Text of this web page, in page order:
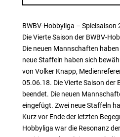
BWBV-Hobbyliga – Spielsaison
Die Vierte Saison der BWBV-
Die neuen Mannschaften
neue Staffeln haben sich
von Volker Knapp,
05.06.18. Die Vierte Saison der
beendet. Die neuen
eingefügt. Zwei neue Staffeln
Kurz vor Ende der letzten
Hobbyliga war die Resonanz